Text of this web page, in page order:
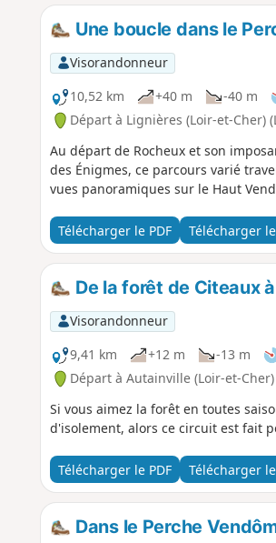
Une boucle dans le
Visorandonneur
10,52 km
+40 m -40 m
Départ à Lignières (Loir-et-Cher)
Au départ de Rocheux et son
des Énigmes, ce parcours varié
vues panoramiques sur le Haut
Télécharger le PDF Télécharger le
De la forêt de Citeaux
Visorandonneur
9,41 km
+12 m -13 m
Départ à Autainville (Loir-et-Cher)
Si vous aimez la forêt en toutes
d'isolement, alors ce circuit est fait
Télécharger le PDF Télécharger le
Dans le Perche